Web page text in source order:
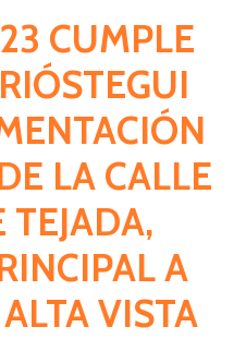
CUMPLE
LA CALLE
TEJADA,
A
VISTA